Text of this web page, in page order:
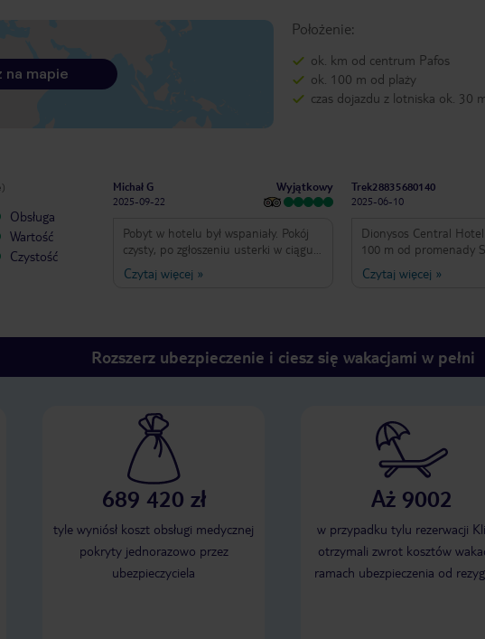
Położenie:
ok. km od centrum Pafos
ok. 100 m od plaży
czas dojazdu z lotniska ok. 30
na mapie
Obsługa
Wartość
Czystość
Michał G
2025-09-22
Wyjątkowy
Pobyt w hotelu był wspaniały. Pokój
czysty, po zgłoszeniu usterki w ciągu
10 min pojawił się Pan i naprawił.
Śniadania pyszne. Pani Santa z
Czytaj więcej »
Trek28835680140
2025-06-10
Dionysos Central
100 m od promenady
w Pafos. Spędziłem w
przełomie maja i
talerz owoców. Do
również kawy instant
Sprawna klimatyzacja
sufitowy dodatkowo
komfort pobytu. W
dyspozycji zestaw
kąpielowych i mydło.
zmieniane co dwa dni.
sprzątane są
pozostaje na bardzo
poziomie. Teren obiektu
bardzo zadbany.
Czytaj więcej »
Rozszerz ubezpieczenie i ciesz się wakacjami w pełni
689 420 zł
tyle wyniósł koszt obsługi medycznej
pokryty jednorazowo przez
ubezpieczyciela
Aż 9002
w przypadku tylu rezerwacji
otrzymali zwrot kosztów
ramach ubezpieczenia od